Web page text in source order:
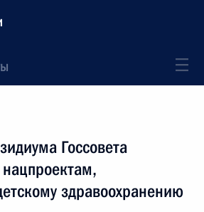
Госсовета
здравоохранению